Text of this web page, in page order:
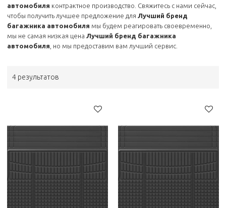
автомобиля контрактное производство. Свяжитесь с нами сейчас,
чтобы получить лучшее предложение дляЛучший бренд
багажника автомобиля мы будем реагировать своевременно,
мы не самая низкая ценаЛучший бренд багажника
автомобиля , но мы предоставим вам лучший сервис.
4 результатов